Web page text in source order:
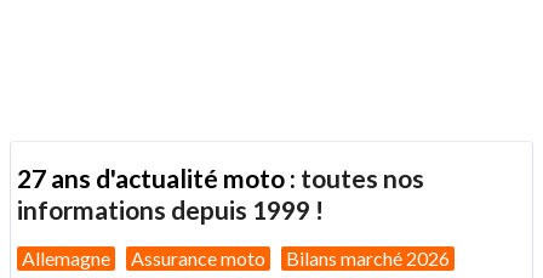
27 ans d'actualité moto : toutes nos
informations depuis 1999 !
Allemagne Assurance moto Bilans marché 2026